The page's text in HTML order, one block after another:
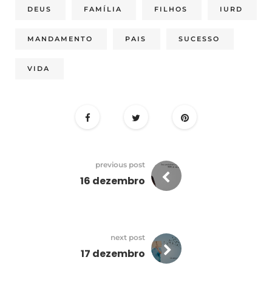
DEUS FAMÍLIA FILHOS IURD
MANDAMENTO PAIS SUCESSO
VIDA
previous post
16 dezembro
next post
17 dezembro